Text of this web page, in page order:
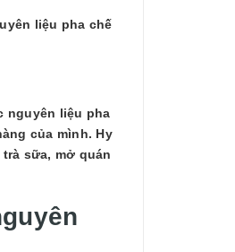
liệu pha chế
nguyên liệu pha
của mình. Hy
sữa, mở quán